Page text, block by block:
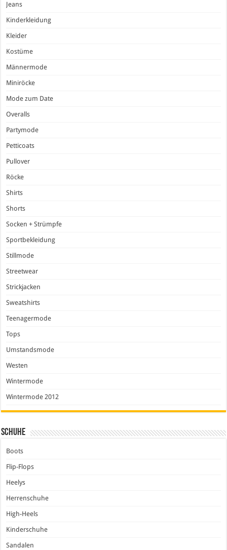
Jeans
Kinderkleidung
Kleider
Kostüme
Männermode
Miniröcke
Mode zum Date
Overalls
Partymode
Petticoats
Pullover
Röcke
Shirts
Shorts
Socken + Strümpfe
Sportbekleidung
Stillmode
Streetwear
Strickjacken
Sweatshirts
Teenagermode
Tops
Umstandsmode
Westen
Wintermode
Wintermode 2012
Schuhe
Boots
Flip-Flops
Heelys
Herrenschuhe
High-Heels
Kinderschuhe
Sandalen